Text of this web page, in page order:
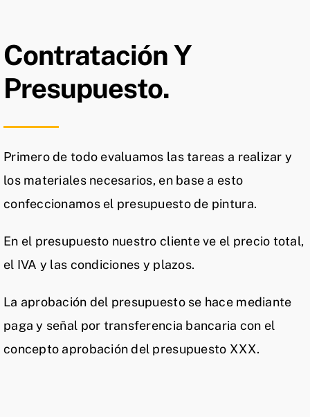
Contratación Y
Presupuesto.
Primero de todo evaluamos las tareas a realizar y
los materiales necesarios, en base a esto
confeccionamos el presupuesto de pintura.
En el presupuesto nuestro cliente ve el precio total,
el IVA y las condiciones y plazos.
La aprobación del presupuesto se hace mediante
paga y señal por transferencia bancaria con el
concepto aprobación del presupuesto XXX.